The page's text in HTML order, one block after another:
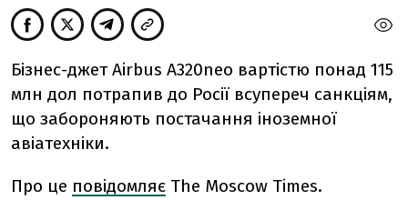
Бізнес-джет Airbus A320neo вартістю понад 115
млн дол потрапив до Росії всупереч санкціям,
що забороняють постачання іноземної
авіатехніки.
Про це повідомляє The Moscow Times.